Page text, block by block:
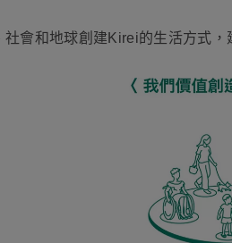
會和地球創建Kirei的生活方式